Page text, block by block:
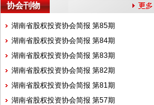
协会刊物
湖南省股权投资协会简报 第85期
湖南省股权投资协会简报 第84期
湖南省股权投资协会简报 第83期
湖南省股权投资协会简报 第82期
湖南省股权投资协会简报 第81期
湖南省股权投资协会简报 第57期